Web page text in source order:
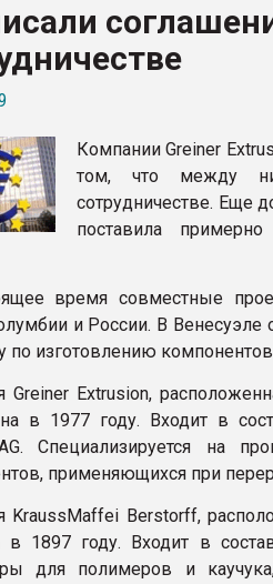
ПЭТ
ФОРУМ
Компании Greiner
том, что между
сотрудничестве. Еще
поставила
время совместные
и России. В Венесуэле
по изготовлению
Greiner Extrusion,
в 1977 году. Входит в
Специализируется на
применяющихся при
KraussMaffei Berstorff,
в 1897 году. Входит в
для полимеров и